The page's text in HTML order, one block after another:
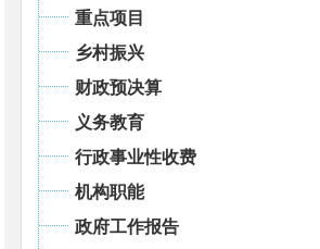
重点项目
乡村振兴
财政预决算
义务教育
行政事业性收费
机构职能
政府工作报告